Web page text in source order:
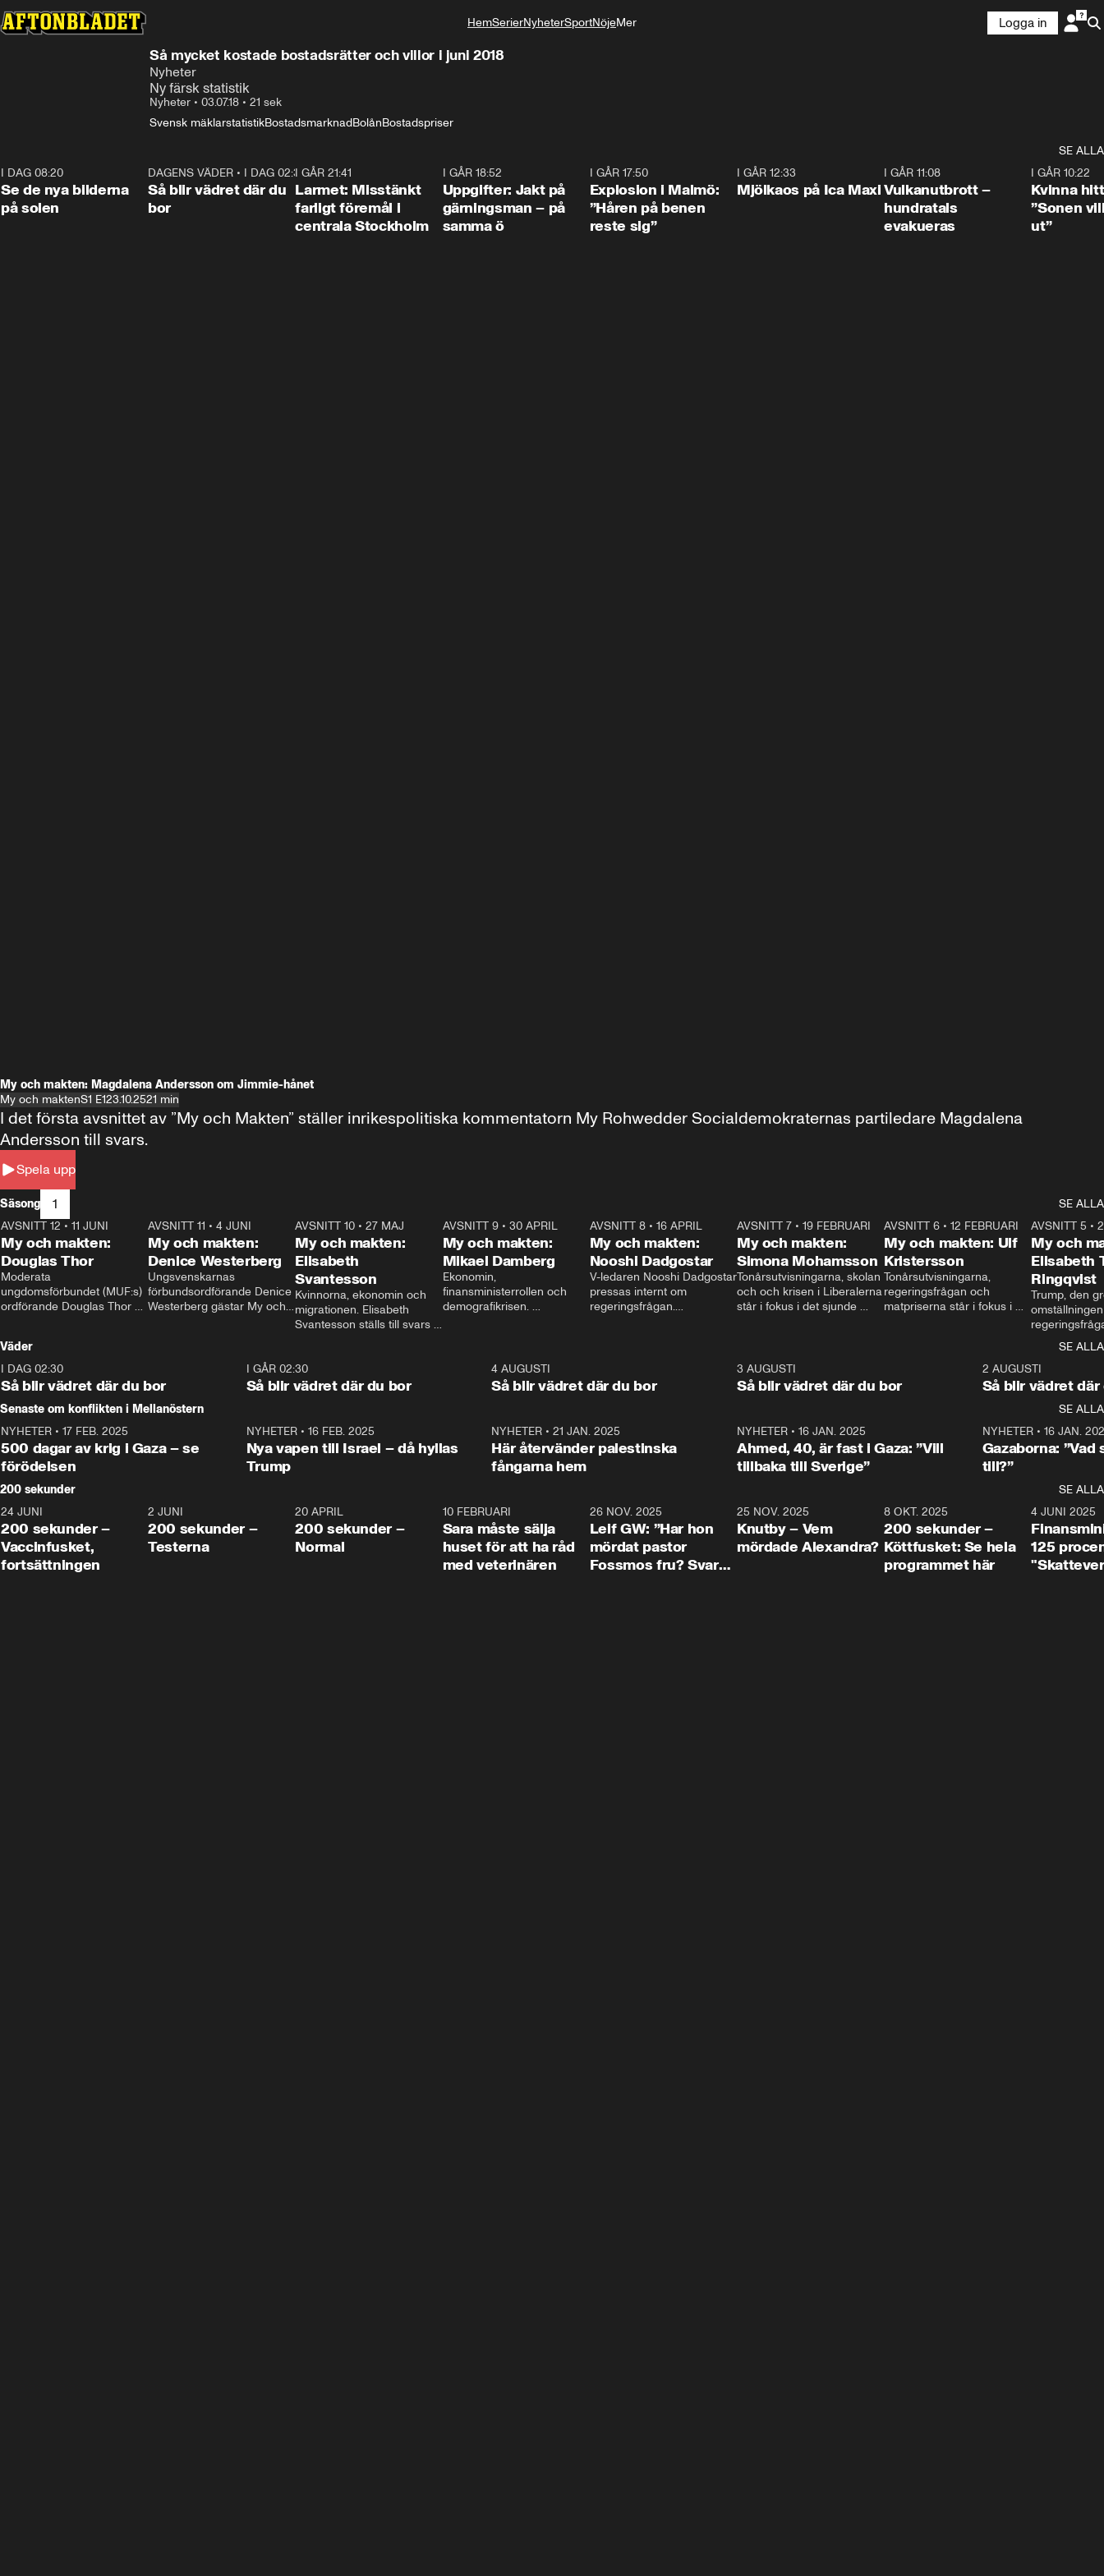
HemSerierNyheterSportNöjeMer
Logga in
Så mycket kostade bostadsrätter och villor i juni 2018
Nyheter
Ny färsk statistik
Nyheter • 03.07.18 • 21 sek
Svensk mäklarstatistikBostadsmarknadBolånBostadspriser
SE ALLA
I DAG 08:20
Se de nya bilderna
på solen
1:06
DAGENS VÄDER • I DAG 02:30
Så blir vädret där du
bor
I GÅR 21:41
Larmet: Misstänkt
farligt föremål i
centrala Stockholm
I GÅR 18:52
Uppgifter: Jakt på
gärningsman – på
samma ö
I GÅR 17:50
Explosion i Malmö:
”Håren på benen
reste sig”
I GÅR 12:33
Mjölkaos på Ica Maxi
I GÅR 11:08
Vulkanutbrott –
hundratals
evakueras
I GÅR 10:22
Kvinna
”Sonen
ut”
My och makten: Magdalena Andersson om Jimmie-hånet
My och maktenS1 E123.10.2521 min
Spela upp
I det första avsnittet av ”My och Makten” ställer inrikespolitiska kommentatorn My Rohwedder Socialdemokraternas partiledare Magdalena
Andersson till svars.
Säsong 1
SE ALLA
26:27
AVSNITT 12 • 11 JUNI
My och makten:
Douglas Thor
Moderata
ungdomsförbundet (MUF:s)
ordförande Douglas Thor
tonårsutvisningarna och hur
Moderaterna ska locka
väljare till valet i höst.
23:40
AVSNITT 11 •4 JUNI
My och makten:
Denice Westerberg
Ungsvenskarnas
förbundsordförande Denice
Westerberg gästar My och
AVSNITT 10 •27 MAJ
My och makten:
Elisabeth
Svantesson
Kvinnorna, ekonomin och
migrationen. Elisabeth
Svantesson ställs till svars
AVSNITT 9• 30 APRIL
My och makten:
Mikael Damberg
Ekonomin,
finansministerrollen och
demografikrisen.
och Makten.
AVSNITT 8• 16 APRIL
My och makten:
Nooshi Dadgostar
V-ledaren Nooshi Dadgostar
pressas internt om
regeringsfrågan.
– Vi ställer upp i val. Ska vi
vara med så sitter vi förstås
24:30
AVSNITT 7• 19 FEBRUARI
My och makten:
Simona Mohamsson
Tonårsutvisningarna, skolan
och och krisen i Liberalerna
står i fokus i det sjunde
kommentator My
Rohwedder ställer
utbildnings- och
Mohamsson till svars.
27:30
AVSNITT 6 •12 FEBRUARI
My och makten: Ulf
Kristersson
Tonårsutvisningarna,
regeringsfrågan och
matpriserna står i fokus i
Rohwedder ställer
statsminister Ulf Kristersson
AVSNITT 5 •
My och
Elisabeth
Ringqvist
Trump, den
centrum i
avsnittet av
Makten”. Se
Aftonbladets
Rohwedder
Thand Ring
Väder
SE ALLA
I DAG 02:30
Så blir vädret där du bor
1:06
I GÅR 02:30
Så blir vädret där du bor
4 AUGUSTI
Så blir vädret där du bor
3 AUGUSTI
Så blir vädret där du bor
2 AUGUSTI
Så blir vädret där
Senaste om konflikten i Mellanöstern
SE ALLA
NYHETER • 17 FEB. 2025
500 dagar av krig i Gaza – se
förödelsen
NYHETER• 16 FEB. 2025
Nya vapen till Israel – då hyllas
Trump
NYHETER •21 JAN. 2025
Här återvänder palestinska
fångarna hem
NYHETER• 16 JAN. 2025
Ahmed, 40, är fast i Gaza: ”Vill
tillbaka till Sverige”
NYHETER• 16 JAN.
Gazaborna:
till?”
200 sekunder
SE ALLA
5:00
24 JUNI
200 sekunder –
Vaccinfusket,
fortsättningen
4:23
2 JUNI
200 sekunder –
Testerna
20 APRIL
200 sekunder –
Normal
10 FEBRUARI
Sara måste sälja
huset för att ha råd
med veterinären
26 NOV. 2025
Leif GW: ”Har hon
mördat pastor
Fossmos fru? Svar
31:05
25 NOV. 2025
Knutby – Vem
mördade Alexandra?
4:29
8 OKT. 2025
200 sekunder –
Köttfusket: Se hela
programmet här
4 JUNI 2025
125